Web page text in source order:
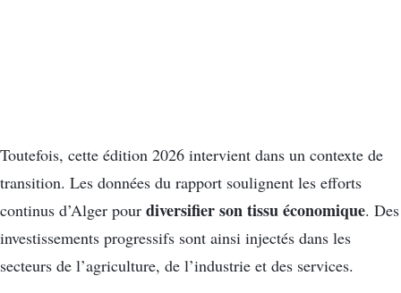
Toutefois, cette édition 2026 intervient dans un contexte de
transition. Les données du rapport soulignent les efforts
continus d’Alger pour diversifier son tissu économique. Des
investissements progressifs sont ainsi injectés dans les
secteurs de l’agriculture, de l’industrie et des services.